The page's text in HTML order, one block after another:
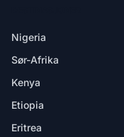
Nigeria
Sør-Afrika
Kenya
Etiopia
Eritrea